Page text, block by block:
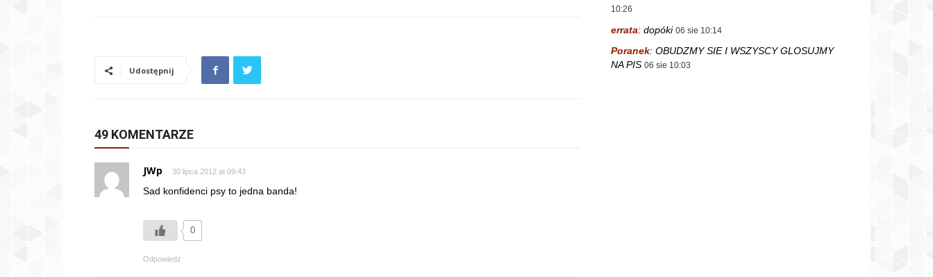
Udostępnij
49 KOMENTARZE
JWp 30 lipca 2012 at 09:43
Sad konfidenci psy to jedna banda!
0
Odpowiedz
10:26
errata: dopóki 06 sie 10:14
Poranek: OBUDZMY SIE I WSZYSCY GLOSUJMY
NA PIS 06 sie 10:03